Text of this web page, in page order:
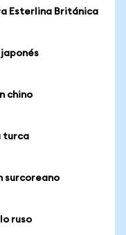
Esterlina Británica
japonés
chino
turca
surcoreano
ruso